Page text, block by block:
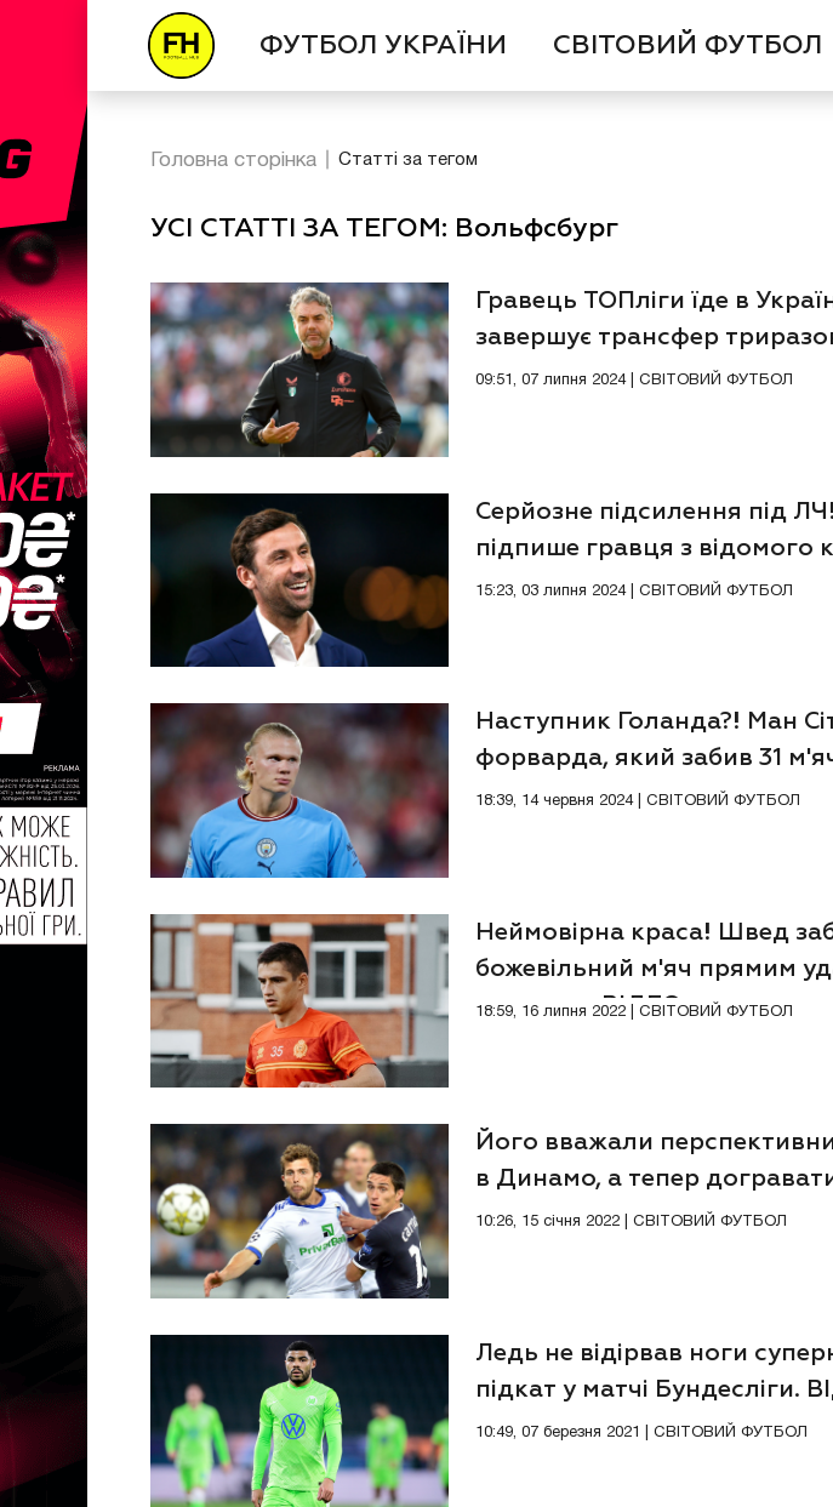
ФУТБОЛ УКРАЇНИ СВІТОВИЙ ФУТБОЛ
Головна сторінка Статті за тегом
УСІ СТАТТІ ЗА ТЕГОМ: Вольфсбург
Гравець ТОПліги їде в
завершує трансфер
09:51, 07 липня 2024 | СВІТОВИЙ ФУТБОЛ
Серйозне підсилення під
підпише гравця з відомого
15:23, 03 липня 2024 | СВІТОВИЙ ФУТБОЛ
Наступник Голанда?! Ман
форварда, який забив 31
18:39, 14 червня 2024 | СВІТОВИЙ ФУТБОЛ
Неймовірна краса! Швед
божевільний м'яч прямим
кутового. ВІДЕО
Відео
18:59, 16 липня 2022 | СВІТОВИЙ ФУТБОЛ
Його вважали
в Динамо, а тепер
10:26, 15 січня 2022 | СВІТОВИЙ ФУТБОЛ
Ледь не відірвав ноги
підкат у матчі Бундесліги.
10:49, 07 березня 2021 | СВІТОВИЙ ФУТБОЛ